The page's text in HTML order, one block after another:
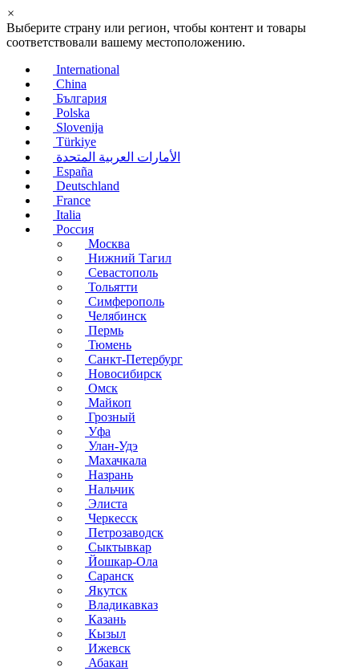
×
Выберите страну или регион, чтобы контент и товары
соответствовали вашему местоположению.
International
China
България
Polska
Slovenija
Türkiye
الأمارات العربية المتحدة
España
Deutschland
France
Italia
Россия
Москва
Нижний Тагил
Севастополь
Тольятти
Симферополь
Челябинск
Пермь
Тюмень
Санкт-Петербург
Новосибирск
Омск
Майкоп
Грозный
Уфа
Улан-Удэ
Махачкала
Назрань
Нальчик
Элиста
Черкесск
Петрозаводск
Сыктывкар
Йошкар-Ола
Саранск
Якутск
Владикавказ
Казань
Кызыл
Ижевск
Абакан